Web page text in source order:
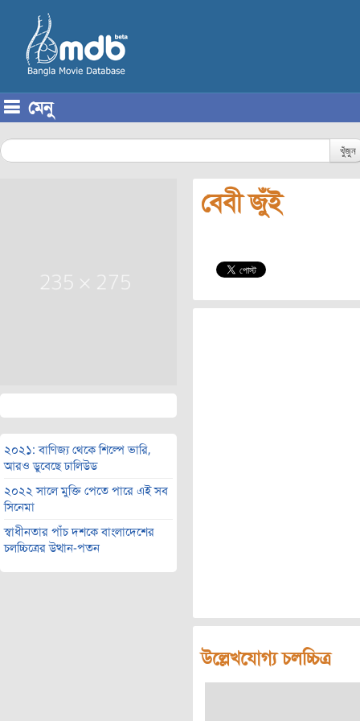
মেনু
খুঁজুন
২০২১: বাণিজ্য থেকে শিল্পে ভারি,
আরও ডুবেছে ঢালিউড
২০২২ সালে মুক্তি পেতে পারে এই সব
সিনেমা
স্বাধীনতার পাঁচ দশকে বাংলাদেশের
চলচ্চিত্রের উত্থান-পতন
বেবী জুঁই
উল্লেখযোগ্য চলচ্চিত্র